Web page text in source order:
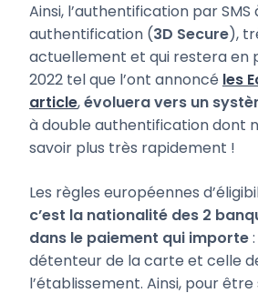
Ainsi, l’authentification par SMS
authentification (3D Secure),
actuellement et qui restera en
2022 tel que l’ont annoncé les
article,évoluera vers un
à double authentification dont
savoir plus très rapidement !
Les règles européennes
c’est la nationalité des 2
dans le paiement qui importe
détenteur de la carte et celle
l’établissement. Ainsi, pour être